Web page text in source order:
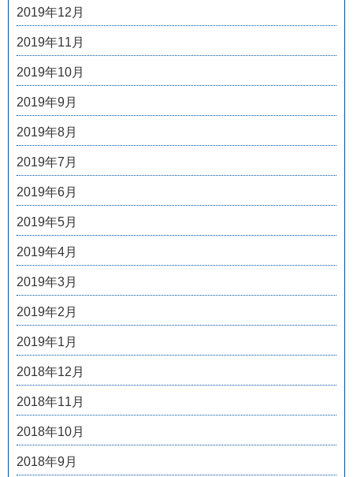
2019年12月
2019年11月
2019年10月
2019年9月
2019年8月
2019年7月
2019年6月
2019年5月
2019年4月
2019年3月
2019年2月
2019年1月
2018年12月
2018年11月
2018年10月
2018年9月